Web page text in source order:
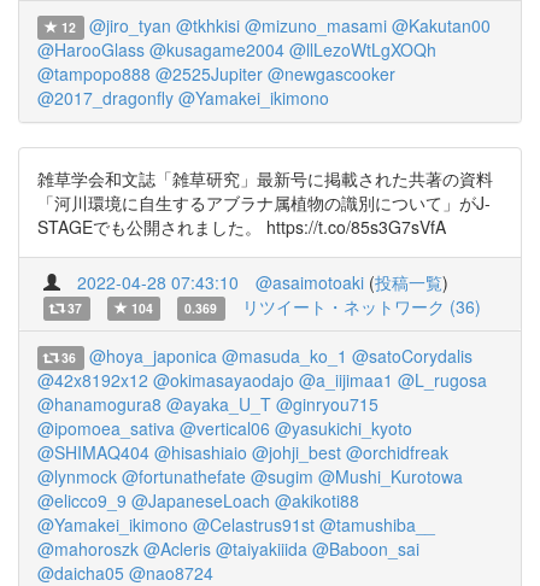
12 @jiro_tyan @tkhkisi @mizuno_masami @Kakutan00
@HarooGlass @kusagame2004 @llLezoWtLgXOQh
@tampopo888 @2525Jupiter @newgascooker
@2017_dragonfly @Yamakei_ikimono
雑草学会和文誌「雑草研究」最新号に掲載された共著の資料
「河川環境に自生するアブラナ属植物の識別について」がJ-
STAGEでも公開されました。 https://t.co/85s3G7sVfA
2022-04-28 07:43:10 @asaimotoaki (投稿一覧)
37 104 0.369 リツイート・ネットワーク (36)
36 @hoya_japonica @masuda_ko_1 @satoCorydalis
@42x8192x12 @okimasayaodajo @a_iijimaa1 @L_rugosa
@hanamogura8 @ayaka_U_T @ginryou715
@ipomoea_sativa @vertical06 @yasukichi_kyoto
@SHIMAQ404 @hisashiaio @johji_best @orchidfreak
@lynmock @fortunathefate @sugim @Mushi_Kurotowa
@elicco9_9 @JapaneseLoach @akikoti88
@Yamakei_ikimono @Celastrus91st @tamushiba__
@mahoroszk @Acleris @taiyakiiida @Baboon_sai
@daicha05 @nao8724